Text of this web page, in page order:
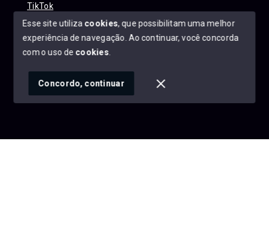
TikTok
© Copyright 2026 - Alexandre Abreu Imóveis - Todos os
SITE PARA IMOBILIARIA
Esse site utiliza cookies, que possibilitam uma melhor
experiência de navegação. Ao continuar, você concorda
com o uso de cookies
Concordo, continuar